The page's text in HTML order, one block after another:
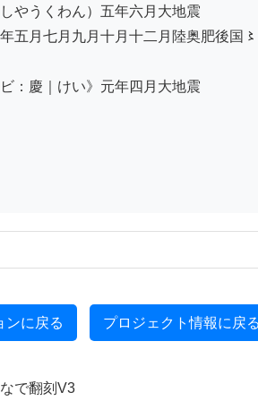
やうくわん）五年六月大地震
五月七月九月十月十二月陸奥肥後国
：慶｜けい》元年四月大地震
ンに戻る プロジェクト情報に戻
で翻刻V3